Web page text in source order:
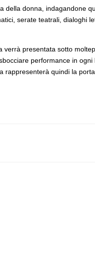
della donna, indagandone
serate teatrali, dialoghi
verrà presentata sotto
performance in
rappresenterà quindi la